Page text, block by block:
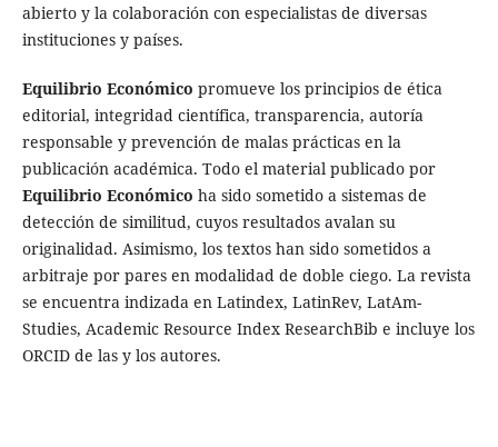
abierto y la colaboración con especialistas de diversas
instituciones y países.
Equilibrio Económico promueve los principios de ética
editorial, integridad científica, transparencia, autoría
responsable y prevención de malas prácticas en la
publicación académica. Todo el material publicado por
Equilibrio Económico ha sido sometido a sistemas de
detección de similitud, cuyos resultados avalan su
originalidad. Asimismo, los textos han sido sometidos a
arbitraje por pares en modalidad de doble ciego. La revista
se encuentra indizada en Latindex, LatinRev, LatAm-
Studies, Academic Resource Index ResearchBib e incluye los
ORCID de las y los autores.